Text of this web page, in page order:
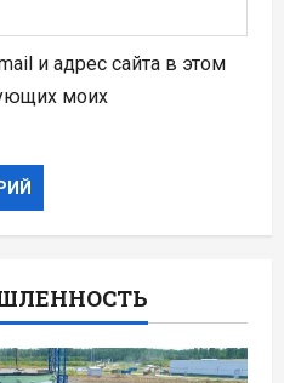
и адрес сайта в этом
моих